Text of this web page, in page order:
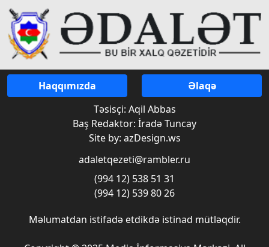
Haqqımızda
Əlaqə
Təsisçi: Aqil Abbas
Baş Redaktor: İradə Tuncay
Site by: azDesign.ws
adaletqezeti@rambler.ru
(994 12) 538 51 31
(994 12) 539 80 26
Məlumatdan istifadə etdikdə istinad mütləqdir.